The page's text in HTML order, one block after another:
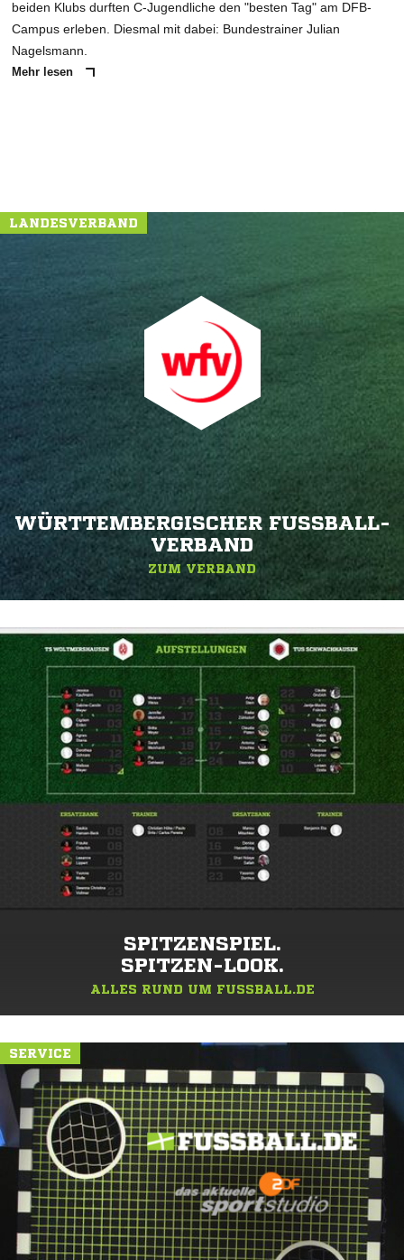
beiden Klubs durften C-Jugendliche den "besten Tag" am DFB-
Campus erleben. Diesmal mit dabei: Bundestrainer Julian
Nagelsmann.
Mehr lesen
LANDESVERBAND
WÜRTTEMBERGISCHER FUSSBALL-V
ERBAND
ZUM VERBAND
SPITZENSPIEL.
SPITZEN-LOOK.
ALLES RUND UM FUSSBALL.DE
SERVICE